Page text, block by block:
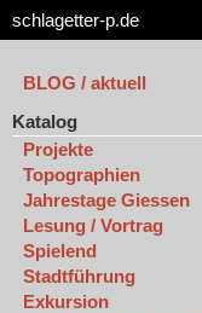
schlagetter-p.de
BLOG / aktuell
Katalog
Projekte
Topographien
Jahrestage Giessen
Lesung / Vortrag
Spielend
Stadtführung
Exkursion